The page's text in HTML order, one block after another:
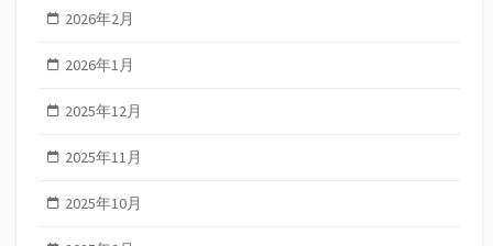
2026年2月
2026年1月
2025年12月
2025年11月
2025年10月